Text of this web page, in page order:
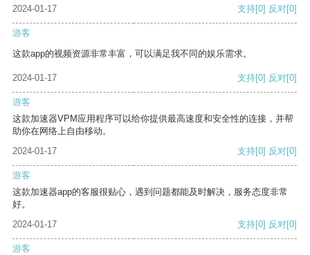
2024-01-17 支持[0] 反对[0]
游客
这款app的视频资源非常丰富，可以满足我不同的娱乐需求。
2024-01-17 支持[0] 反对[0]
游客
这款加速器VPM应用程序可以给你提供最高速度和安全性的连接，并帮
助你在网络上自由移动。
2024-01-17
支持[0] 反对[0]
游客
这款加速器app的客服很贴心，遇到问题都能及时解决，服务态度非常
好。
2024-01-17
支持[0] 反对[0]
游客